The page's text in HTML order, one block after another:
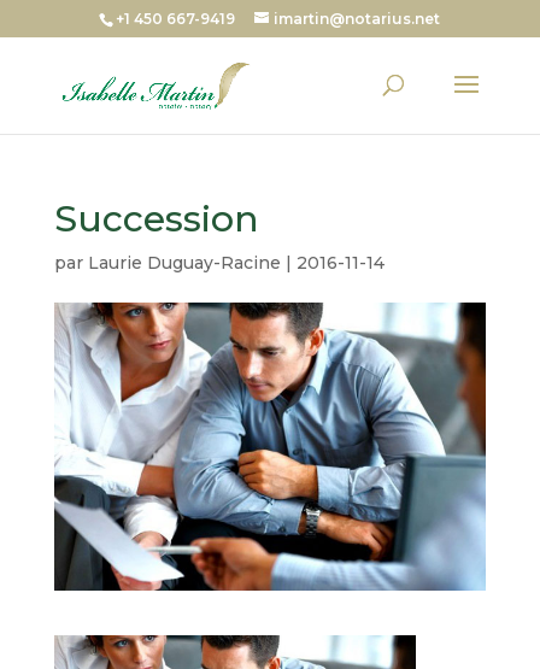
+1 450 667-9419 imartin@notarius.net
Succession
par Laurie Duguay-Racine | 2016-11-14